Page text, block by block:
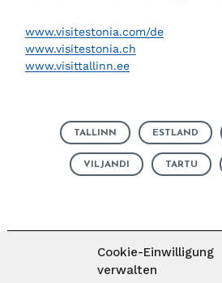
Cookie-Einwilligung
verwalten
www.visitestonia.com/de
www.visitestonia.ch
www.visittallinn.ee
TALLINN ESTLAND
VILJANDI TARTU